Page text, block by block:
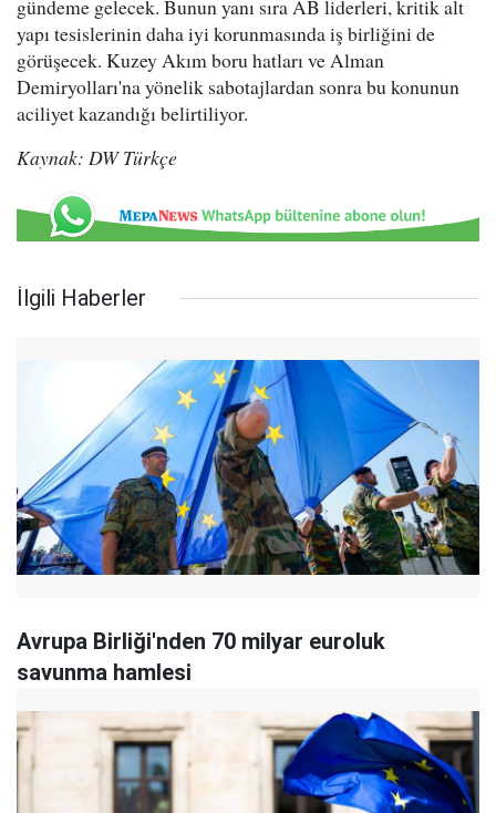
gündeme gelecek. Bunun yanı sıra AB liderleri, kritik alt
yapı tesislerinin daha iyi korunmasında iş birliğini de
görüşecek. Kuzey Akım boru hatları ve Alman
Demiryolları'na yönelik sabotajlardan sonra bu konunun
aciliyet kazandığı belirtiliyor.
Kaynak: DW Türkçe
İlgili Haberler
Avrupa Birliği'nden 70 milyar euroluk
savunma hamlesi